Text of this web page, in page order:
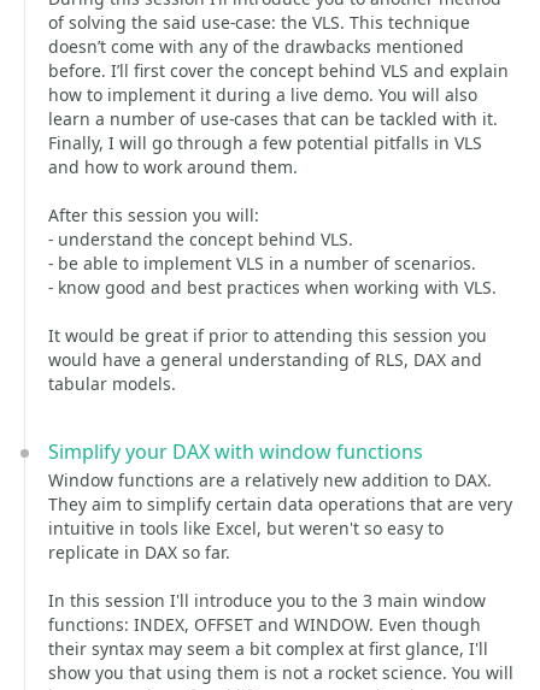
of solving the said use-case: the VLS. This technique
doesn’t come with any of the drawbacks mentioned
before. I’ll first cover the concept behind VLS and explain
how to implement it during a live demo. You will also
learn a number of use-cases that can be tackled with it.
Finally, I will go through a few potential pitfalls in VLS
and how to work around them.
After this session you will:
- understand the concept behind VLS.
- be able to implement VLS in a number of scenarios.
- know good and best practices when working with VLS.
It would be great if prior to attending this session you
would have a general understanding of RLS, DAX and
tabular models.
Simplify your DAX with window functions
Window functions are a relatively new addition to DAX.
They aim to simplify certain data operations that are very
intuitive in tools like Excel, but weren't so easy to
replicate in DAX so far.
In this session I'll introduce you to the 3 main window
functions: INDEX, OFFSET and WINDOW. Even though
their syntax may seem a bit complex at first glance, I'll
show you that using them is not a rocket science. You will